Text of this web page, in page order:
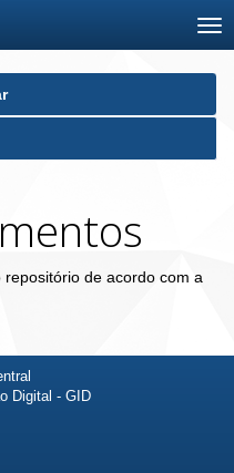
de acordo com a
Digital - GID